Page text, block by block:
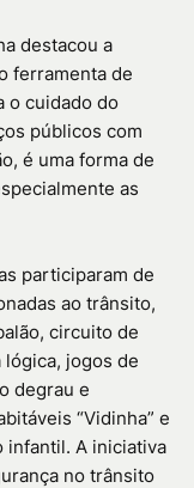
destacou a
ferramenta de
o cuidado do
públicos com
é uma forma de
as
participaram de
ao trânsito,
circuito de
jogos de
degrau e
“Vidinha” e
infantil. A iniciativa
no trânsito